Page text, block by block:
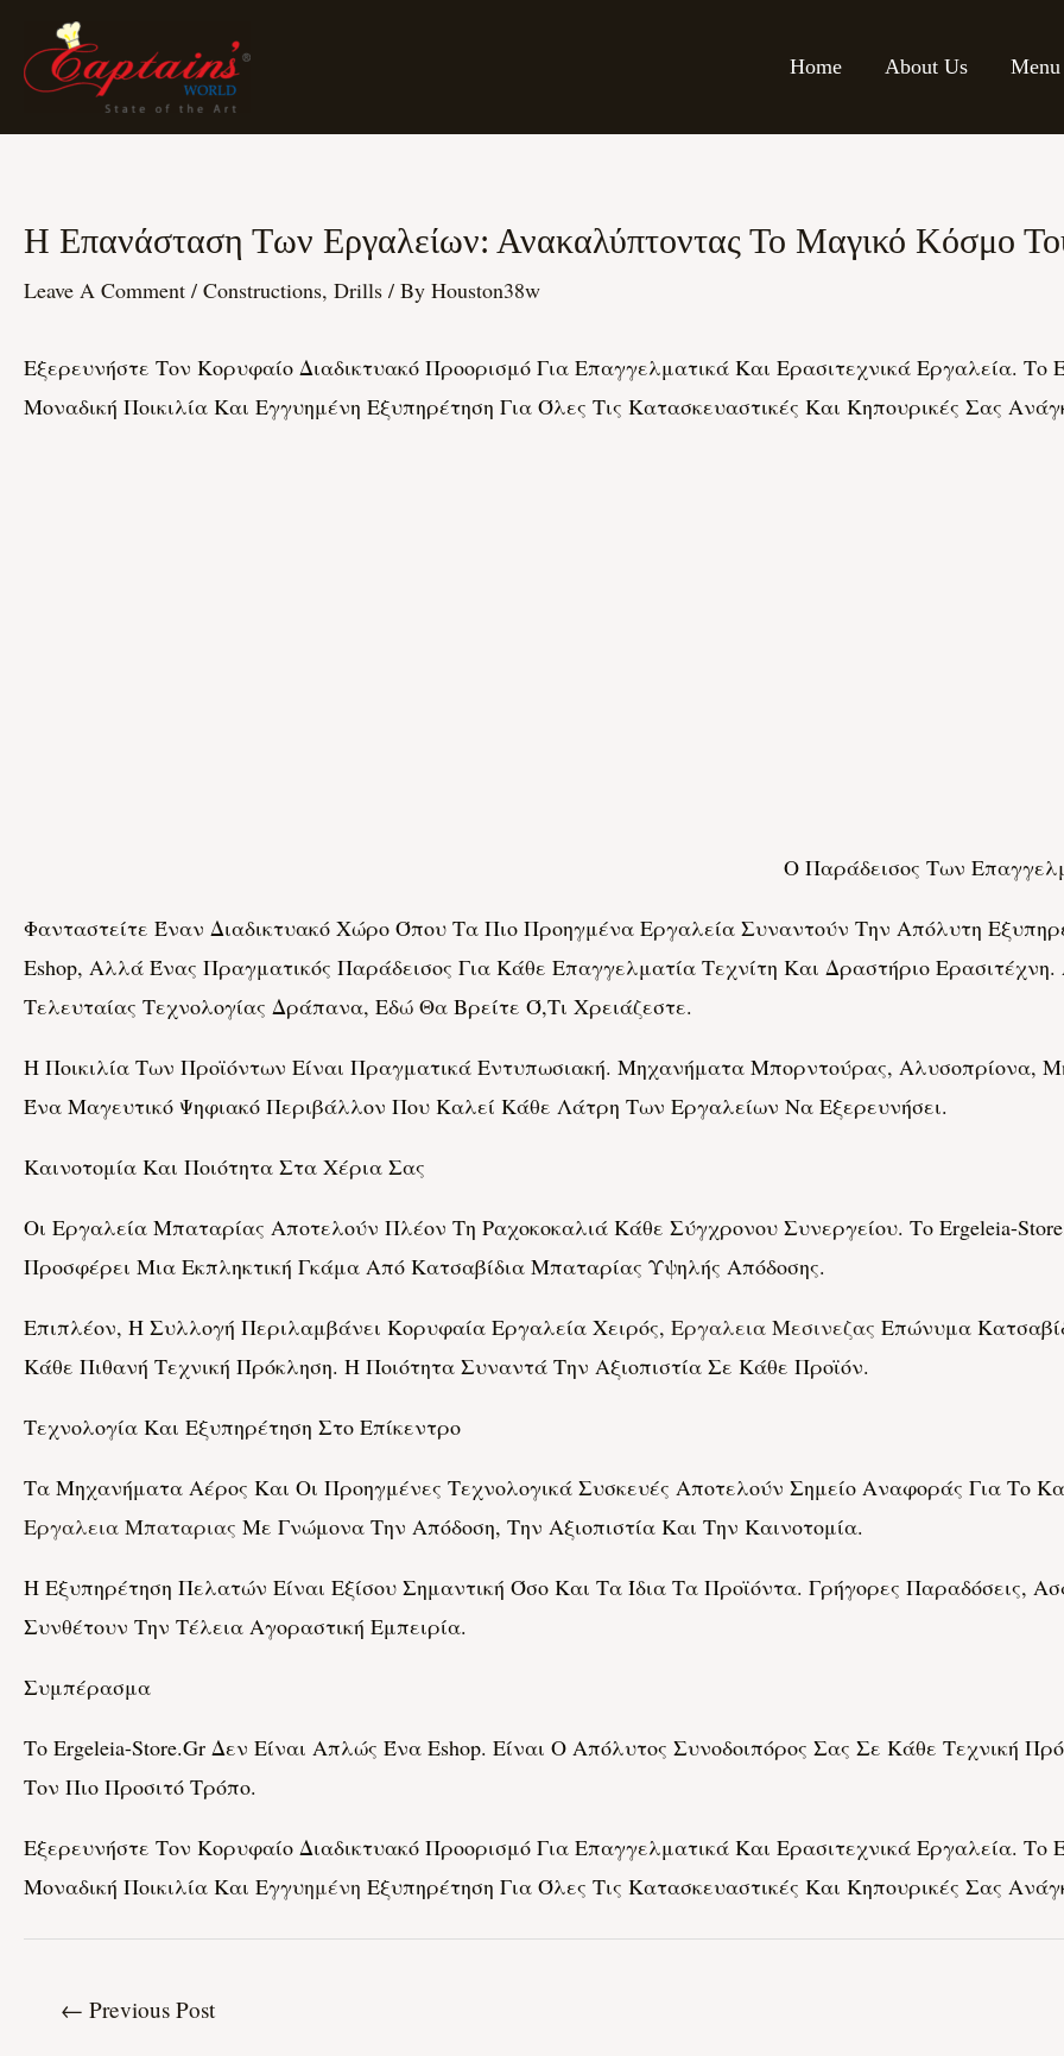
Content
Home About Us Menu
Η Επανάσταση Των Εργαλείων: Ανακαλύπτοντας Το Μαγικό Κόσμο
Leave A Comment / Constructions, Drills / By Houston38w
Εξερευνήστε Τον Κορυφαίο Διαδικτυακό Προορισμό Για Επαγγελματικά Και Ερασιτεχνικά Εργαλεία. Το
Μοναδική Ποικιλία Και Εγγυημένη Εξυπηρέτηση Για Όλες Τις Κατασκευαστικές Και Κηπουρικές Σας
Ο Παράδεισος Των
Φανταστείτε Έναν Διαδικτυακό Χώρο Όπου Τα Πιο Προηγμένα Εργαλεία Συναντούν Την Απόλυτη
Eshop, Αλλά Ένας Πραγματικός Παράδεισος Για Κάθε Επαγγελματία Τεχνίτη Και Δραστήριο
Τελευταίας Τεχνολογίας Δράπανα, ΕδΏ Θα Βρείτε Ό,τι Χρειάζεστε.
Η Ποικιλία Των Προϊόντων Είναι Πραγματικά Εντυπωσιακή. Μηχανήματα Μπορντούρας, Αλυσοπρίονα,
Ένα Μαγευτικό Ψηφιακό Περιβάλλον Που Καλεί Κάθε Λάτρη Των Εργαλείων Να Εξερευνήσει.
Καινοτομία Και Ποιότητα Στα Χέρια Σας
Οι Εργαλεία Μπαταρίας Αποτελούν Πλέον Τη Ραχοκοκαλιά Κάθε Σύγχρονου Συνεργείου. Το Ergeleia-
Προσφέρει Μια Εκπληκτική Γκάμα Από Κατσαβίδια Μπαταρίας Υψηλής Απόδοσης.
Επιπλέον, Η Συλλογή Περιλαμβάνει Κορυφαία Εργαλεία Χειρός, Εργαλεια Μεσινεζας Επώνυμα
Κάθε Πιθανή Τεχνική Πρόκληση. Η Ποιότητα Συναντά Την Αξιοπιστία Σε Κάθε Προϊόν.
Τεχνολογία Και Εξυπηρέτηση Στο Επίκεντρο
Τα Μηχανήματα Αέρος Και Οι Προηγμένες Τεχνολογικά Συσκευές Αποτελούν Σημείο Αναφοράς Για Το
Εργαλεια Μπαταριας Με Γνώμονα Την Απόδοση, Την Αξιοπιστία Και Την Καινοτομία.
Η Εξυπηρέτηση Πελατών Είναι Εξίσου Σημαντική Όσο Και Τα Ίδια Τα Προϊόντα. Γρήγορες Παραδόσεις,
Συνθέτουν Την Τέλεια Αγοραστική Εμπειρία.
Συμπέρασμα
Το Ergeleia-Store.gr Δεν Είναι Απλώς Ένα Eshop. Είναι Ο Απόλυτος Συνοδοιπόρος Σας Σε Κάθε Τεχνική
Τον Πιο Προσιτό Τρόπο.
Εξερευνήστε Τον Κορυφαίο Διαδικτυακό Προορισμό Για Επαγγελματικά Και Ερασιτεχνικά Εργαλεία. Το
Μοναδική Ποικιλία Και ΕγγυΗμένη Εξυπηρέτηση Για Όλες Τις Κατασκευαστικές Και Κηπουρικές Σας
Post
Navigation
← Previous Post